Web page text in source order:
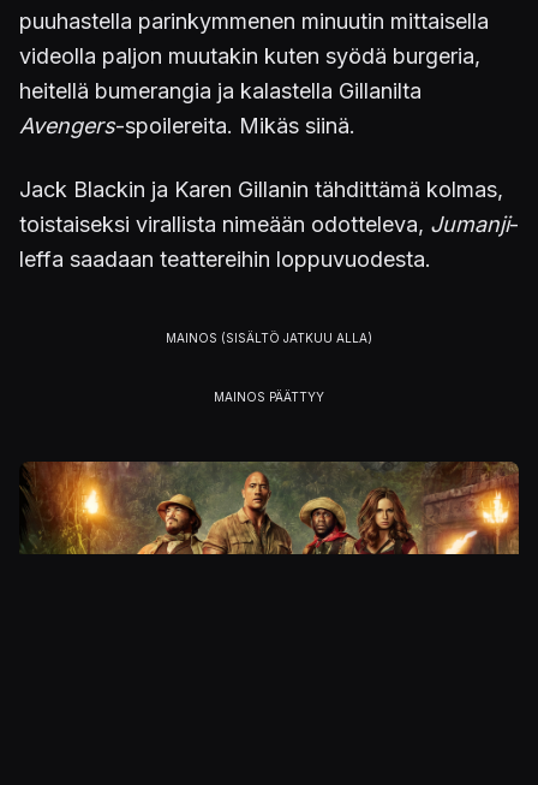
puuhastella parinkymmenen minuutin mittaisella
videolla paljon muutakin kuten syödä burgeria,
heitellä bumerangia ja kalastella Gillanilta
Avengers-spoilereita. Mikäs siinä.
Jack Blackin ja Karen Gillanin tähdittämä kolmas,
toistaiseksi virallista nimeään odotteleva, Jumanji-
leffa saadaan teattereihin loppuvuodesta.